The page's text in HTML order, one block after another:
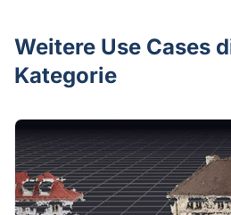
Weitere Use Cases
Kategorie